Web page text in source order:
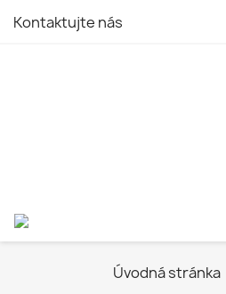
Kontaktujte nás
Úvodná stránka